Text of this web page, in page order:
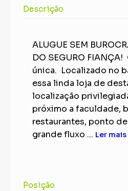
Descrição
ALUGUE SEM
DO SEGURO
única. Localizado no
essa linda loja de
localização
próximo a faculdade,
restaurantes, ponto
grande fluxo ... Ler mais
Posição